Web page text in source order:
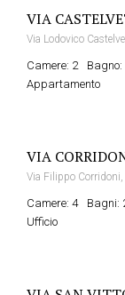
VIA
Via Lodovico
Camere: 2 Bagno:
Appartamento
VIA
Via Filippo
Camere: 4 Bagni:
Ufficio